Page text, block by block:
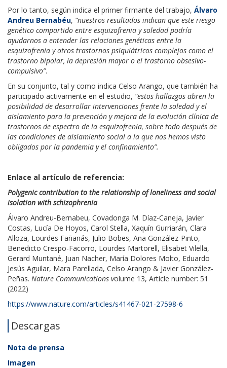
Por lo tanto, según indica el primer firmante del trabajo, Álvaro
Andreu Bernabéu, “nuestros resultados indican que este riesgo
genético compartido entre esquizofrenia y soledad podría
ayudarnos a entender las relaciones genéticas entre la
esquizofrenia y otros trastornos psiquiátricos complejos como el
trastorno bipolar, la depresión mayor o el trastorno obsesivo-
compulsivo”.
En su conjunto, tal y como indica Celso Arango, que también ha
participado activamente en el estudio, “estos hallazgos abren la
posibilidad de desarrollar intervenciones frente la soledad y el
aislamiento para la prevención y mejora de la evolución clínica de
trastornos de espectro de la esquizofrenia, sobre todo después de
las condiciones de aislamiento social a la que nos hemos visto
obligados por la pandemia y el confinamiento”.
Enlace al artículo de referencia:
Polygenic contribution to the relationship of loneliness and social
isolation with schizophrenia
Álvaro Andreu-Bernabeu, Covadonga M. Díaz-Caneja, Javier
Costas, Lucía De Hoyos, Carol Stella, Xaquín Gurriarán, Clara
Alloza, Lourdes Fañanás, Julio Bobes, Ana González-Pinto,
Benedicto Crespo-Facorro, Lourdes Martorell, Elisabet Vilella,
Gerard Muntané, Juan Nacher, María Dolores Molto, Eduardo
Jesús Aguilar, Mara Parellada, Celso Arango & Javier González-
Peñas. Nature Communications volume 13, Article number: 51
(2022)
https://www.nature.com/articles/s41467-021-27598-6
Descargas
Nota de prensa
Imagen